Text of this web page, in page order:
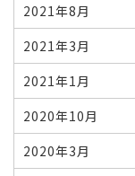
2021年8月
2021年3月
2021年1月
2020年10月
2020年3月